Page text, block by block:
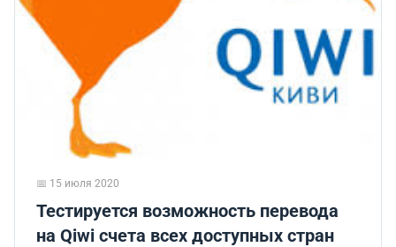
📅 15 июля 2020
Тестируется возможность перевода
на Qiwi счета всех доступных стран